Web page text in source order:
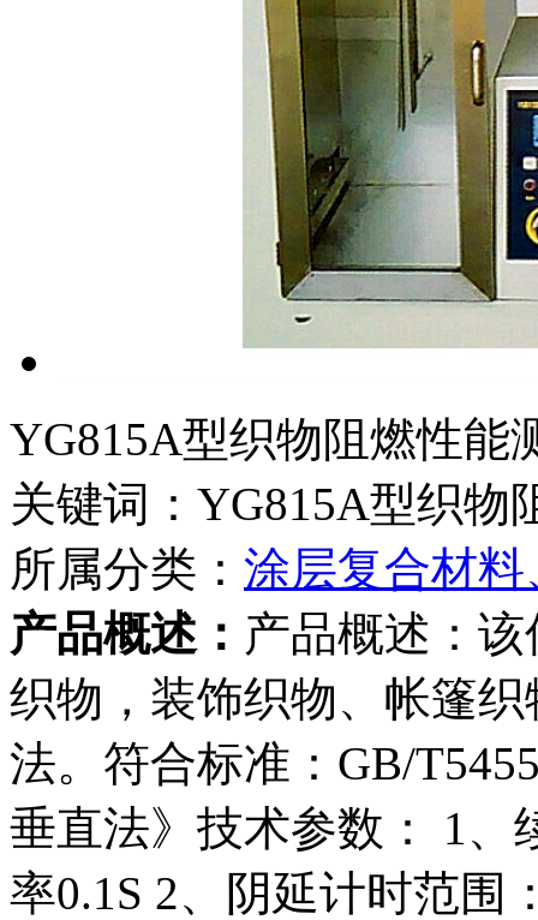
YG815A型织物阻燃性能
关键词：YG815A型织物
所属分类： 涂层复合材
产品概述： 产品概述：
织物，装饰织物、帐篷
法。符合标准：GB/
垂直法》技术参数： 1、
率0.1S 2、阴延计时范围